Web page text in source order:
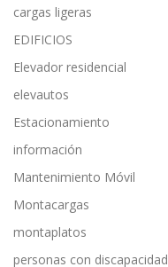
cargas ligeras
EDIFICIOS
Elevador residencial
elevautos
Estacionamiento
información
Mantenimiento Móvil
Montacargas
montaplatos
personas con discapacidad